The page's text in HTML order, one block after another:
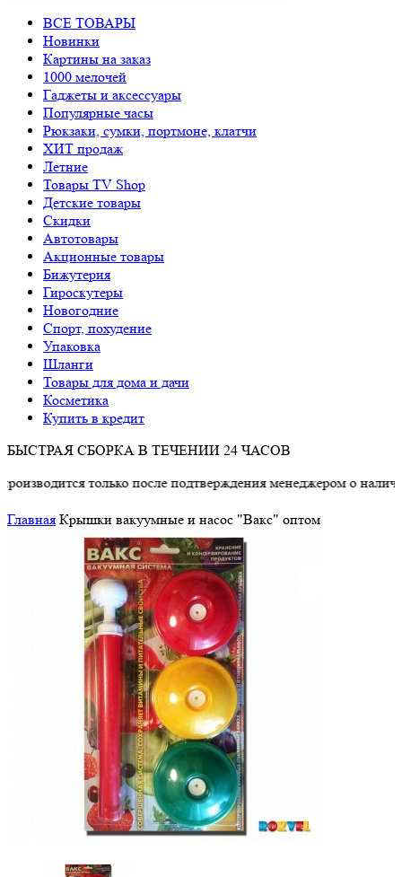
ВСЕ ТОВАРЫ
Новинки
Картины на заказ
1000 мелочей
Гаджеты и аксессуары
Популярные часы
Рюкзаки, сумки, портмоне, клатчи
ХИТ продаж
Летние
Товары TV Shop
Детские товары
Cкидки
Автотовары
Акционные товары
Бижутерия
Гироскутеры
Новогодние
Спорт, похудение
Упаковка
Шланги
Товары для дома и дачи
Косметика
Купить в кредит
БЫСТРАЯ СБОРКА В ТЕЧЕНИИ 24 ЧАСОВ
только после подтверждения менеджером о наличии
Главная Крышки вакуумные и насос "Вакс" оптом